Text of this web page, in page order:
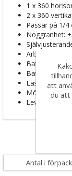
1 x 360
2 x 360
Passar på 1/4
Noggranhet:
Batteri: 4 x
Laserdisode:
Möjlighet för
Levereras
Antal i
att
du att